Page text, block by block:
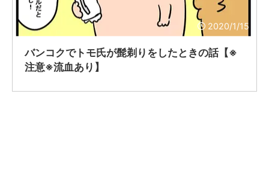
2020/1/15
バンコクでトモ氏が髭剃りをしたときの話【※
注意※流血あり】